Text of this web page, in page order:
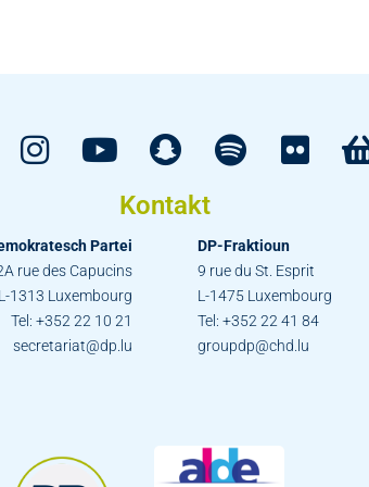
Kontakt
Partei
rue des Capucins
1313 Luxembourg
Tel: +352 22 10 21
secretariat@dp.lu
DP-Fraktioun
9 rue du St. Esprit
L-1475 Luxembourg
Tel: +352 22 41 84
groupdp@chd.lu